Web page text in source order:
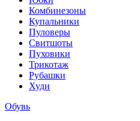
Комбинезоны
Купальники
Пуловеры
Свитшоты
Пуховики
Трикотаж
Рубашки
Худи
Обувь